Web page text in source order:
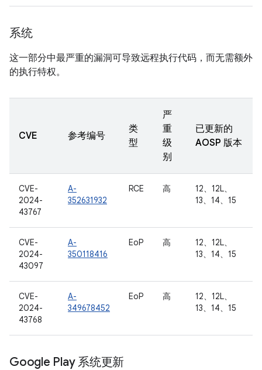
系统
这一部分中最严重的漏洞可导致远程执行代码，而无需额外
的执行特权。
CVE 参考编号
类
型
严
重
级
别
已更新的
AOSP 版本
CVE-
2024-
43767
A-
352631932
RCE 高
12、12L、
13、14、15
CVE-
2024-
43097
A-
350118416
EoP 高
12、12L、
13、14、15
CVE-
2024-
43768
A-
349678452
EoP 高
12、12L、
13、14、15
Google Play 系统更新